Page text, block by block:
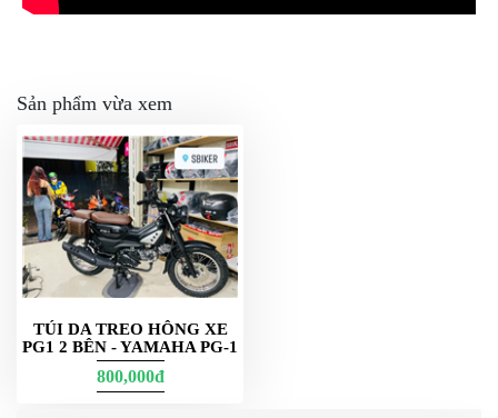
Sản phẩm vừa xem
TÚI DA TREO HÔNG XE
PG1 2 BÊN - YAMAHA PG-1
800,000đ